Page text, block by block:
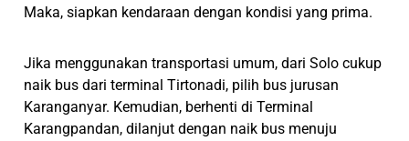
Maka, siapkan kendaraan dengan kondisi yang prima.
Jika menggunakan transportasi umum, dari Solo cukup
naik bus dari terminal Tirtonadi, pilih bus jurusan
Karanganyar. Kemudian, berhenti di Terminal
Karangpandan, dilanjut dengan naik bus menuju